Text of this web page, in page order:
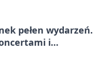
pełen wydarzeń.
i